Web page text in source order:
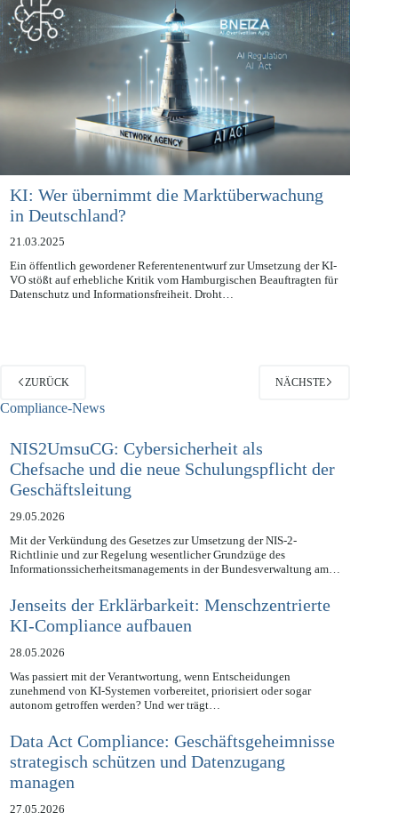
KI: Wer übernimmt die Marktüberwachung
in Deutschland?
21.03.2025
Ein öffentlich gewordener Referentenentwurf zur Umsetzung der KI-
VO stößt auf erhebliche Kritik vom Hamburgischen Beauftragten für
ZURÜCK
NIS2UmsuCG: Cybersicherheit als
Chefsache und die neue Schulungspflicht der
Geschäftsleitung
29.05.2026
Mit der Verkündung des Gesetzes zur Umsetzung der NIS-2-
Richtlinie und zur Regelung wesentlicher Grundzüge des
Jenseits der Erklärbarkeit: Menschzentrierte
KI-Compliance aufbauen
28.05.2026
Was passiert mit der Verantwortung, wenn Entscheidungen
zunehmend von KI-Systemen vorbereitet, priorisiert oder sogar
Data Act Compliance: Geschäftsgeheimnisse
strategisch schützen und Datenzugang
managen